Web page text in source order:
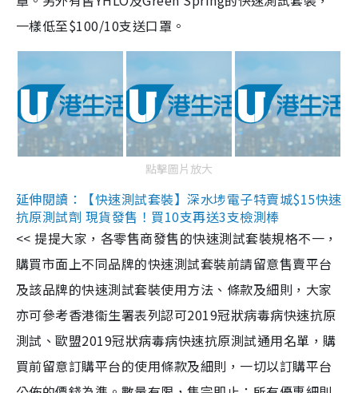
一樣低至$100/10支送口罩。
點擊圖片放大
延伸閱讀：【快速測試套裝】深水埗電子特賣城$15快速
抗原測試劑 現貨發售！買10支再送3支檢測棒
<< 提提大家，各零售商發售的快速測試套裝規格不一，
購買市面上不同品牌的快速測試套裝前請留意售賣平台
及該品牌的快速測試套裝使用方法、條款及細則，大家
亦可參考香港衞生署表列認可2019冠狀病毒病快速抗原
測試、歐盟2019冠狀病毒病快速抗原測試通用名單，購
買前留意訂購平台的使用條款及細則，一切以訂購平台